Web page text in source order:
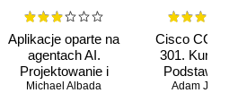
Aplikacje oparte na
agentach AI.
Projektowanie i
wdrażanie
Michael Albada
Cisco
301. Kurs
Podstawy
Adam